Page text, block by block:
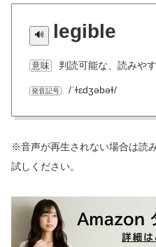
legible
意味 判読可能な、読みや
発音記号 /ˈɫɛdʒəbəɫ/
※音声が再生されない場合は読
試しください。